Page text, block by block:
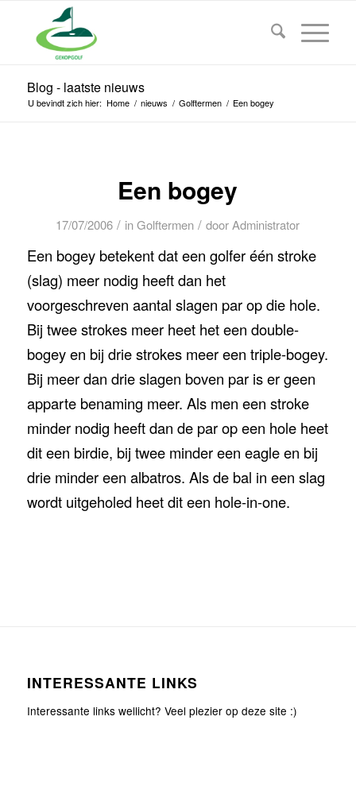
Blog - laatste nieuws
U bevindt zich hier: Home / nieuws / Golftermen / Een bogey
Een bogey
17/07/2006 / inGolftermen / door Administrator
Een bogey betekent dat een golfer één stroke
(slag) meer nodig heeft dan het
voorgeschreven aantal slagen par op die hole.
Bij twee strokes meer heet het een double-
bogey en bij drie strokes meer een triple-bogey.
Bij meer dan drie slagen boven par is er geen
apparte benaming meer. Als men een stroke
minder nodig heeft dan de par op een hole heet
dit een birdie, bij twee minder een eagle en bij
drie minder een albatros. Als de bal in een slag
wordt uitgeholed heet dit een hole-in-one.
INTERESSANTE LINKS
Interessante links wellicht? Veel plezier op deze site :)